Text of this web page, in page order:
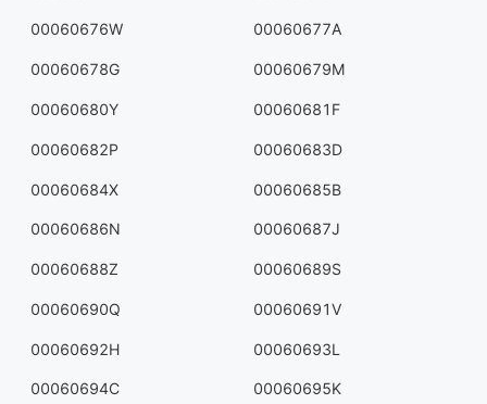
00060676W 00060677A
00060678G 00060679M
00060680Y 00060681F
00060682P 00060683D
00060684X 00060685B
00060686N 00060687J
00060688Z 00060689S
00060690Q 00060691V
00060692H 00060693L
00060694C 00060695K